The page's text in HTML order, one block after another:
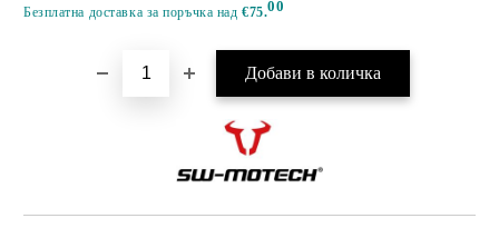
Безплатна доставка за поръчка над€75.00